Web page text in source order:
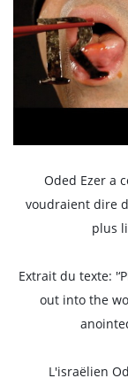
Oded Ezer a
voudraient dire
plus
Extrait du texte:
out into the
L'israëlien